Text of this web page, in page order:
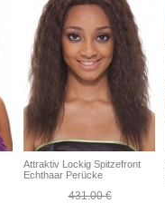
Attraktiv Lockig Spitzefront
Echthaar Perücke
431.00 €